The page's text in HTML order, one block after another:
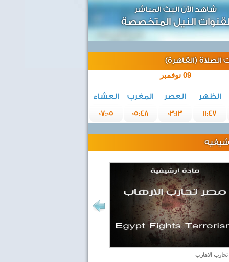
شاهد الآن البث المباشر
النيل المتخصصة
الصلاة (القاهرة)
09 نوفمبر
الظهر العصر المغرب
العشاء
11:47
03:13
05:48
07:05
الاهارب